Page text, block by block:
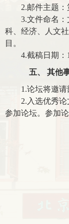
2.邮件主题
3.文件命名
科、经济、人文
目。
4.截稿日期：
五、
其他
1.论坛将邀请
2. 入选优秀
参加论坛。参加